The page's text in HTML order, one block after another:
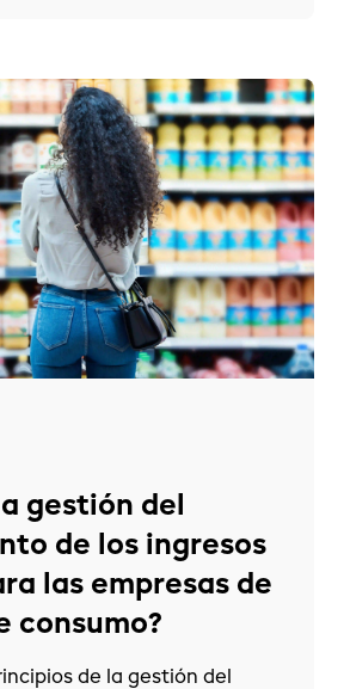
gestión del
de los ingresos
las empresas de
consumo?
de la gestión del